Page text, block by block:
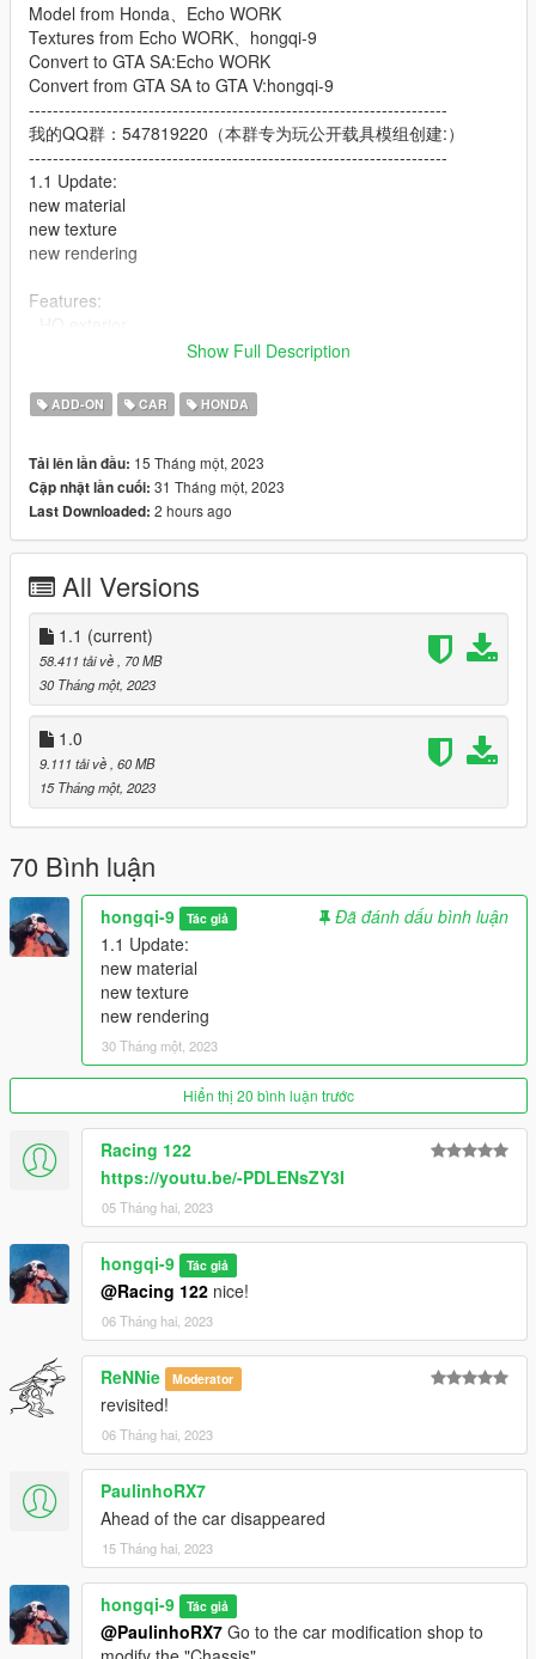
Model from Honda、Echo WORK
Textures from Echo WORK、hongqi-9
Convert to GTA SA:Echo WORK
Convert from GTA SA to GTA V:hongqi-9
----------------------------------------------------------------------
我的QQ群：547819220（本群专为玩公开载具模组创建:）
----------------------------------------------------------------------
1.1 Update:
new material
new texture
new rendering
Features:
- Real mirror reflections
- Custom handling
- Working 4 doors , Hood and trunk
- Working dials
- Breakable glass
parts need to be brushed out with modified.
ADD ON：
1）Go to: GTAV\mods\update\update.rpf\common\data
2）Extract dlclist.xml and add this line:
dlcpacks:\typer23\
3）Go to: GTAV\mods\update\x64\dlcpacksand make a folder
called typer23 add the included dlc.rpf file
SPAWN: typer23
Show Full Description
ADD-ON CAR HONDA
Tải lên lần đầu: 15 Tháng một, 2023
Cập nhật lần cuối: 31 Tháng một, 2023
Last Downloaded: 2 hours ago
All Versions
1.1 (current)
58.411 tải về
, 70 MB
30 Tháng một, 2023
1.0
9.111 tải về , 60 MB
15 Tháng một, 2023
70 Bình luận
hongqi-9 Tác giả
Đã đánh dấu bình luận
1.1 Update:
new material
new texture
new rendering
30 Tháng một, 2023
Hiển thị 20 bình luận trước
Racing 122
https://youtu.be/-PDLENsZY3I
05 Tháng hai, 2023
hongqi-9 Tác giả
@Racing 122 nice!
06 Tháng hai, 2023
ReNNie Moderator
revisited!
06 Tháng hai, 2023
PaulinhoRX7
Ahead of the car disappeared
15 Tháng hai, 2023
hongqi-9 Tác giả
@PaulinhoRX7 Go to the car modification shop to